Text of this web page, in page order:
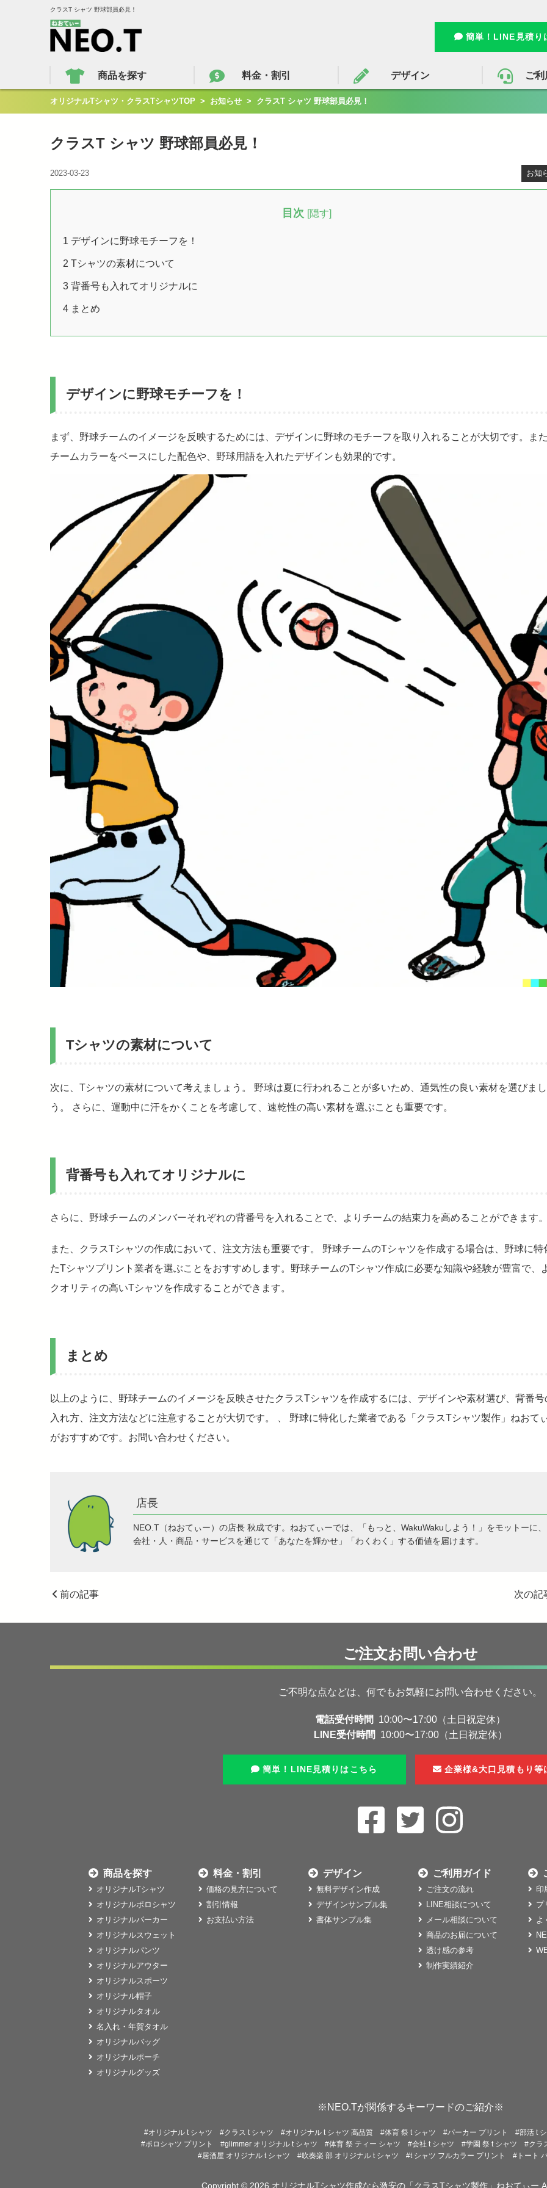
クラスT シャツ 野球部員必見！
簡単！LINE見積り
商品を探す 料金・割引 デザイン ご
オリジナルTシャツ・クラスTシャツTOP > お知らせ > クラスT シャツ 野球部員必見！
クラスT シャツ 野球部員必見！
2023-03-23 お知
目次 [隠す]
1 デザインに野球モチーフを！
2 Tシャツの素材について
3 背番号も入れてオリジナルに
4 まとめ
デザインに野球モチーフを！
まず、野球チームのイメージを反映するためには、デザインに野球のモチーフを取り入れることが大切です。また
チームカラーをベースにした配色や、野球用語を入れたデザインも効果的です。
Tシャツの素材について
次に、Tシャツの素材について考えましょう。 野球は夏に行われることが多いため、通気性の良い素材を選びまし
う。 さらに、運動中に汗をかくことを考慮して、速乾性の高い素材を選ぶことも重要です。
背番号も入れてオリジナルに
さらに、野球チームのメンバーそれぞれの背番号を入れることで、よりチームの結束力を高めることができます。
また、クラスTシャツの作成において、注文方法も重要です。 野球チームのTシャツを作成する場合は、野球に特
たTシャツプリント業者を選ぶことをおすすめします。野球チームのTシャツ作成に必要な知識や経験が豊富で、
クオリティの高いTシャツを作成することができます。
まとめ
以上のように、野球チームのイメージを反映させたクラスTシャツを作成するには、デザインや素材選び、背番号
入れ方、注文方法などに注意することが大切です。 、 野球に特化した業者である「クラスTシャツ製作」ねおて
がおすすめです。お問い合わせください。
店長
NEO.T（ねおてぃー）の店長 秋成です。ねおてぃーでは、「もっと、WakuWakuしよう！」をモットーに、
会社・人・商品・サービスを通じて「あなたを輝かせ」「わくわく」する価値を届けます。
前の記事 次の記
ご注文お問い合わせ
ご不明な点などは、何でもお気軽にお問い合わせください。
電話受付時間
10:00〜17:00（土日祝定休）
LINE受付時間
10:00〜17:00（土日祝定休）
簡単！LINE見積りはこちら 企業様&大口見積もり等
商品を探す
オリジナルTシャツ
オリジナルポロシャツ
オリジナルパーカー
オリジナルスウェット
オリジナルパンツ
オリジナルアウター
オリジナルスポーツ
オリジナル帽子
オリジナルタオル
名入れ・年賀タオル
オリジナルバッグ
オリジナルポーチ
オリジナルグッズ
料金・割引
価格の見方について
割引情報
お支払い方法
デザイン
無料デザイン作成
デザインサンプル集
書体サンプル集
ご利用ガイド
ご注文の流れ
LINE相談について
メール相談について
商品のお届について
透け感の参考
制作実績紹介
印
プ
よ
※NEO.Tが関係するキーワードのご紹介※
#オリジナル t シャツ #クラス t シャツ #オリジナル t シャツ 高品質 #体育 祭 t シャツ #パーカー プリント #部活 t
#ポロシャツ プリント
#glimmer オリジナル t シャツ #体育 祭 ティー シャツ #会社 t シャツ #学園 祭 t シャツ #クラ
#居酒屋 オリジナル t シャツ
#吹奏楽 部 オリジナル t シャツ #t シャツ フルカラー プリント #トート
Copyright © 2026 オリジナルTシャツ作成なら激安の「クラスTシャツ製作」ねおてぃー